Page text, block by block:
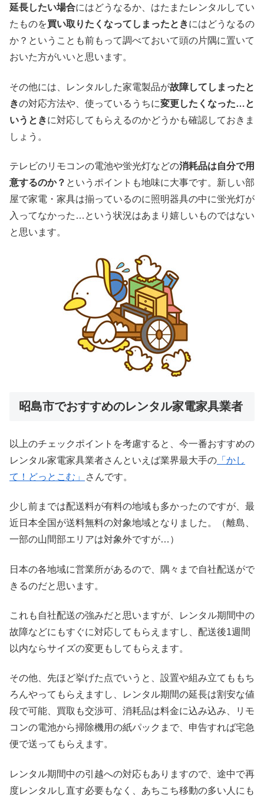
延長したい場合にはどうなるか、はたまたレンタルしてい
たものを買い取りたくなってしまったときにはどうなるの
か？ということも前もって調べておいて頭の片隅に置いて
おいた方がいいと思います。
その他には、レンタルした家電製品が故障してしまったと
きの対応方法や、使っているうちに変更したくなった…と
いうときに対応してもらえるのかどうかも確認しておきま
しょう。
テレビのリモコンの電池や蛍光灯などの消耗品は自分で用
意するのか？ というポイントも地味に大事です。新しい部
屋で家電・家具は揃っているのに照明器具の中に蛍光灯が
入ってなかった…という状況はあまり嬉しいものではない
と思います。
昭島市でおすすめのレンタル家電家具業者
以上のチェックポイントを考慮すると、今一番おすすめの
レンタル家電家具業者さんといえば業界最大手の 「かし
て！どっとこむ」
さんです。
少し前までは配送料が有料の地域も多かったのですが、最
近日本全国が送料無料の対象地域となりました。（離島、
一部の山間部エリアは対象外ですが…）
日本の各地域に営業所があるので、隅々まで自社配送がで
きるのだと思います。
これも自社配送の強みだと思いますが、レンタル期間中の
故障などにもすぐに対応してもらえますし、配送後1週間
以内ならサイズの変更もしてもらえます。
その他、先ほど挙げた点でいうと、設置や組み立てももち
ろんやってもらえますし、レンタル期間の延長は割安な値
段で可能、買取も交渉可、消耗品は料金に込み込み、リモ
コンの電池から掃除機用の紙パックまで、申告すれば宅急
便で送ってもらえます。
レンタル期間中の引越への対応もありますので、途中で再
度レンタルし直す必要もなく、あちこち移動の多い人にも